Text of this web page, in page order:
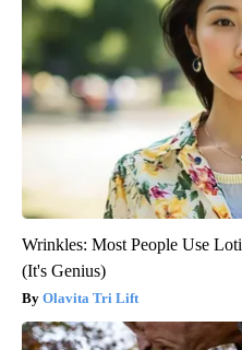
Wrinkles: Most People Use
(It's Genius)
Olavita Tri Lift